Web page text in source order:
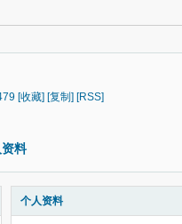
[收藏] [复制] [RSS]
料
个人资料